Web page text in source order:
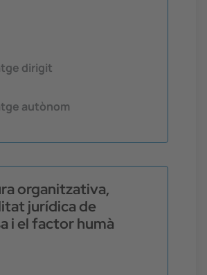
dirigit
autònom
organitzativa,
jurídica de
i el factor humà